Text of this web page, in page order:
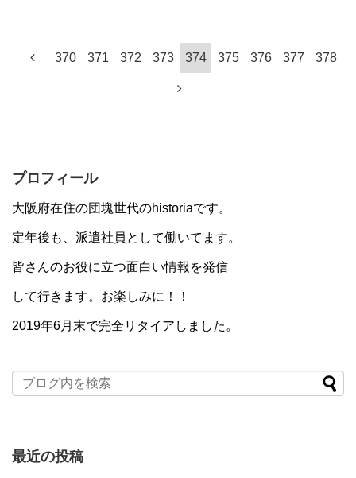
370 371 372 373 374 375 376 377 378
プロフィール
大阪府在住の団塊世代のhistoriaです。
定年後も、派遣社員として働いてます。
皆さんのお役に立つ面白い情報を発信
して行きます。お楽しみに！！
2019年6月末で完全リタイアしました。
最近の投稿